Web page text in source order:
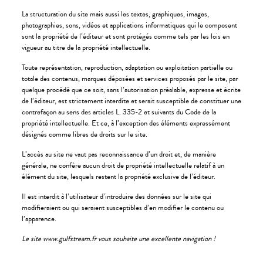
La structuration du site mais aussi les textes, graphiques, images,
photographies, sons, vidéos et applications informatiques qui le composent
sont la propriété de l’éditeur et sont protégés comme tels par les lois en
vigueur au titre de la propriété intellectuelle.
Toute représentation, reproduction, adaptation ou exploitation partielle ou
totale des contenus, marques déposées et services proposés par le site, par
quelque procédé que ce soit, sans l’autorisation préalable, expresse et écrite
de l’éditeur, est strictement interdite et serait susceptible de constituer une
contrefaçon au sens des articles L. 335-2 et suivants du Code de la
propriété intellectuelle. Et ce, à l’exception des éléments expressément
désignés comme libres de droits sur le site.
L’accès au site ne vaut pas reconnaissance d’un droit et, de manière
générale, ne confère aucun droit de propriété intellectuelle relatif à un
élément du site, lesquels restent la propriété exclusive de l’éditeur.
Il est interdit à l’utilisateur d’introduire des données sur le site qui
modifieraient ou qui seraient susceptibles d’en modifier le contenu ou
l’apparence.
Le site www.gulfstream.fr vous souhaite une excellente navigation !